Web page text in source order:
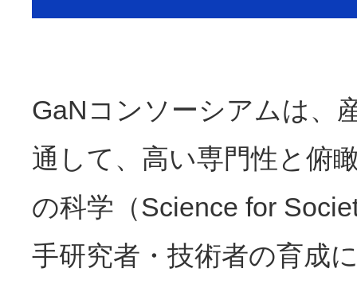
GaNコンソーシアムは、
通して、高い専門性と俯
の科学（Science for
手研究者・技術者の育成